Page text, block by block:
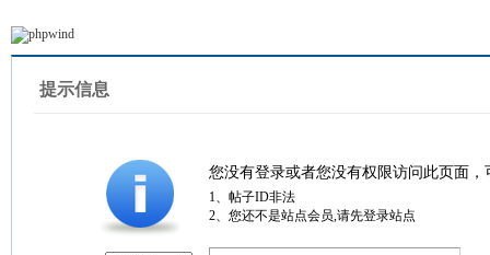
提示信息
您没有登录或者您没有权限访问此页面
1、帖子ID非法
2、您还不是站点会员,请先登录站点